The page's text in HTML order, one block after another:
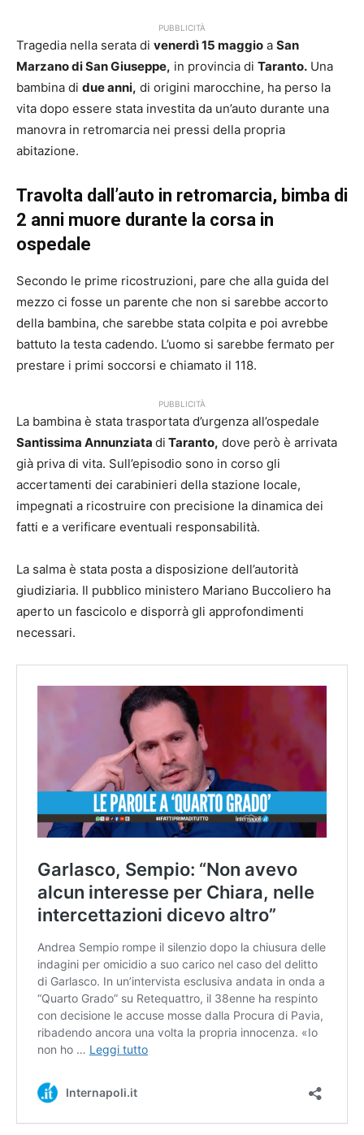
PUBBLICITÀ
Tragedia nella serata di venerdì 15 maggio a San
Marzano di San Giuseppe, in provincia di Taranto. Una
bambina di due anni, di origini marocchine, ha perso la
vita dopo essere stata investita da un’auto durante una
manovra in retromarcia nei pressi della propria
abitazione.
Travolta dall’auto in retromarcia, bimba di
2 anni muore durante la corsa in
ospedale
Secondo le prime ricostruzioni, pare che alla guida del
mezzo ci fosse un parente che non si sarebbe accorto
della bambina, che sarebbe stata colpita e poi avrebbe
battuto la testa cadendo. L’uomo si sarebbe fermato per
prestare i primi soccorsi e chiamato il 118.
PUBBLICITÀ
La bambina è stata trasportata d’urgenza all’ospedale
Santissima Annunziata di Taranto, dove però è arrivata
già priva di vita. Sull’episodio sono in corso gli
accertamenti dei carabinieri della stazione locale,
impegnati a ricostruire con precisione la dinamica dei
fatti e a verificare eventuali responsabilità.
La salma è stata posta a disposizione dell’autorità
giudiziaria. Il pubblico ministero Mariano Buccoliero ha
aperto un fascicolo e disporrà gli approfondimenti
necessari.